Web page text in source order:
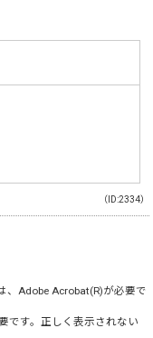
（ID:2334）
Adobe Acrobat(R)が必要で
です。正しく表示されない